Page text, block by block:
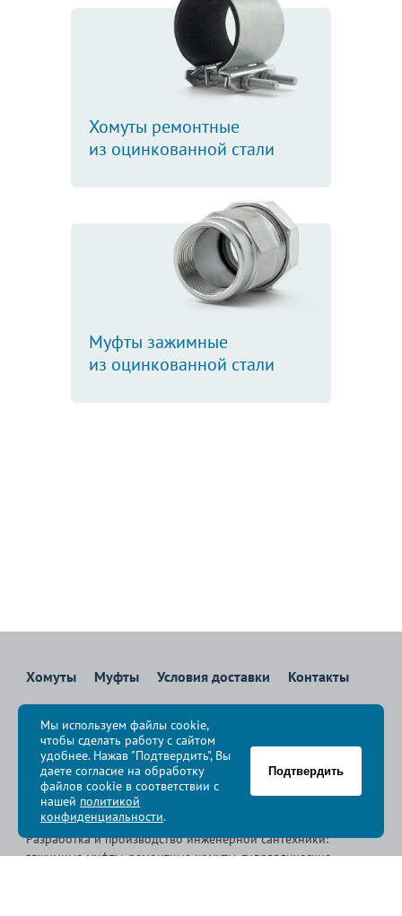
Хомуты ремонтные
из оцинкованной стали
Муфты зажимные
из оцинкованной стали
Хомуты Муфты Условия доставки Контакты
8 800 700-83-36
Звоните бесплатно с 08:00 до 17:00 по Москве
политика конфиденциальности
© Группа компаний « », 2009-2026
Разработка и производство инженерной сантехники:
зажимные муфты, ремонтные хомуты, гидравлические
Мы используем файлы cookie,
чтобы сделать работу с сайтом
удобнее. Нажав "Подтвердить", Вы
даете согласие на обработку
файлов cookie в соответствии с
нашей политикой
конфиденциальности.
Подтвердить